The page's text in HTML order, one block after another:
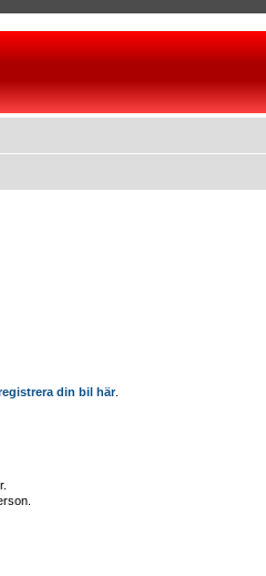
din bil här.